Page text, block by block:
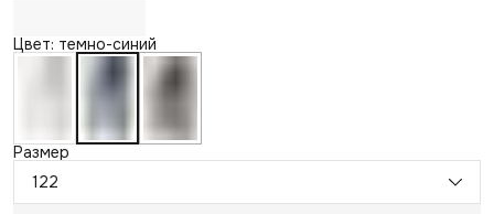
Цвет: темно-синий
Размер
122